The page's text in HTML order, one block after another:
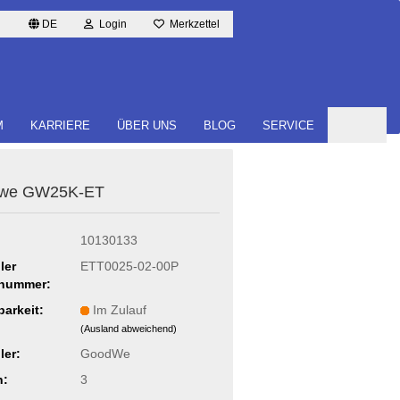
DE Login Merkzettel
KARRIERE ÜBER UNS BLOG SERVICE
GW25K-​ET
10130133
ETT0025-02-00P
Im Zulauf
(Ausland abweichend)
GoodWe
3